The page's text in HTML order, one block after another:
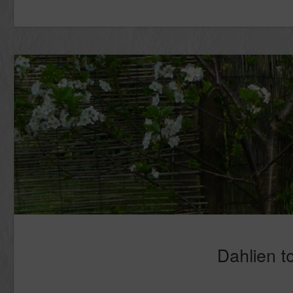
Dahlien